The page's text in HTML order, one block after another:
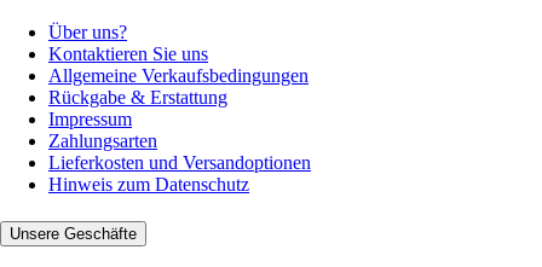
Über uns?
Kontaktieren Sie uns
Allgemeine Verkaufsbedingungen
Rückgabe & Erstattung
Impressum
Zahlungsarten
Lieferkosten und Versandoptionen
Hinweis zum Datenschutz
Unsere Geschäfte